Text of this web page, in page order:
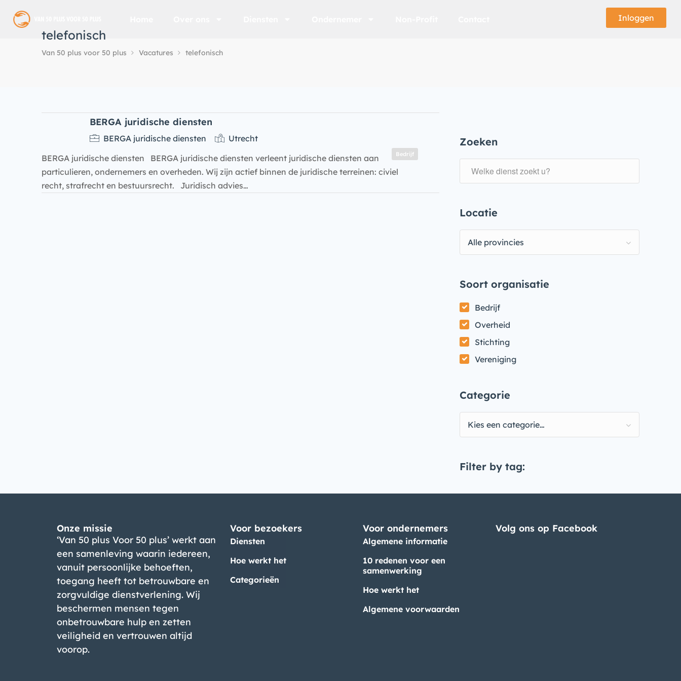
Inloggen
telefonisch
Van 50 plus voor 50 plus Vacatures telefonisch
Zoeken
Locatie
Alle provincies
Soort organisatie
Bedrijf
Overheid
Stichting
Vereniging
Categorie
Kies een categorie…
Filter by tag:
BERGA juridische diensten
Bedrijf
BERGA juridische diensten
Utrecht
BERGA juridische diensten BERGA juridische diensten verleent juridische diensten aan
particulieren, ondernemers en overheden. Wij zijn actief binnen de juridische terreinen: civiel
recht, strafrecht en bestuursrecht. Juridisch advies…
Onze missie
‘Van 50 plus Voor 50 plus’ werkt aan
een samenleving waarin iedereen,
vanuit persoonlijke behoeften,
toegang heeft tot betrouwbare en
zorgvuldige dienstverlening. Wij
beschermen mensen tegen
onbetrouwbare hulp en zetten
veiligheid en vertrouwen altijd
voorop.
Voor bezoekers
Diensten
Hoe werkt het
Categorieën
Voor ondernemers
Algemene informatie
10 redenen voor een
samenwerking
Hoe werkt het
Algemene voorwaarden
Volg ons op Facebook